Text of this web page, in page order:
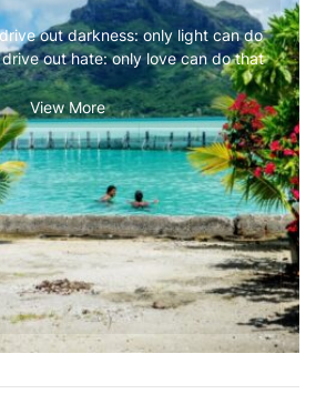
out darkness: only light can do
out hate: only love can do that
View More